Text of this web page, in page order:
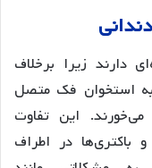
دندانی
دارند زیرا برخلاف
به استخوان فک متصل
. این تفاوت
باکتری‌ها در اطراف